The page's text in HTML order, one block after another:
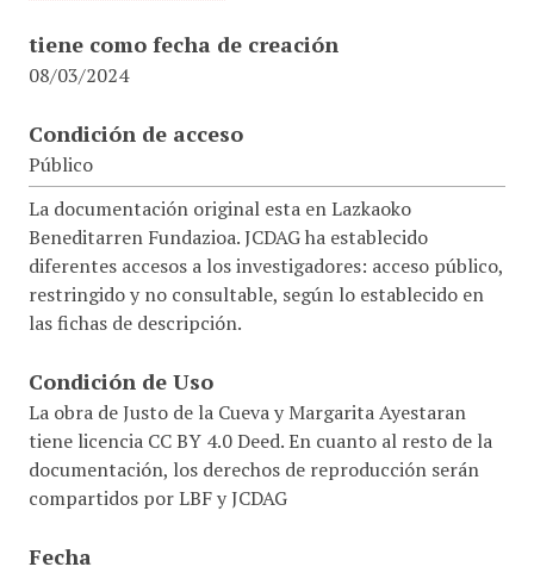
tiene como fecha de creación
08/03/2024
Condición de acceso
Público
La documentación original esta en Lazkaoko
Beneditarren Fundazioa. JCDAG ha establecido
diferentes accesos a los investigadores: acceso público,
restringido y no consultable, según lo establecido en
las fichas de descripción.
Condición de Uso
La obra de Justo de la Cueva y Margarita Ayestaran
tiene licencia CC BY 4.0 Deed. En cuanto al resto de la
documentación, los derechos de reproducción serán
compartidos por LBF y JCDAG
Fecha